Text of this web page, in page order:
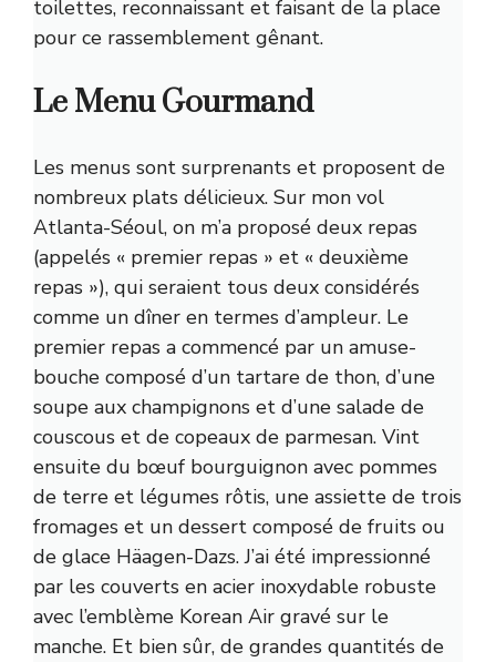
toilettes, reconnaissant et faisant de la place
pour ce rassemblement gênant.
Le Menu Gourmand
Les menus sont surprenants et proposent de
nombreux plats délicieux. Sur mon vol
Atlanta-Séoul, on m’a proposé deux repas
(appelés « premier repas » et « deuxième
repas »), qui seraient tous deux considérés
comme un dîner en termes d’ampleur. Le
premier repas a commencé par un amuse-
bouche composé d’un tartare de thon, d’une
soupe aux champignons et d’une salade de
couscous et de copeaux de parmesan. Vint
ensuite du bœuf bourguignon avec pommes
de terre et légumes rôtis, une assiette de trois
fromages et un dessert composé de fruits ou
de glace Häagen-Dazs. J’ai été impressionné
par les couverts en acier inoxydable robuste
avec l’emblème Korean Air gravé sur le
manche. Et bien sûr, de grandes quantités de